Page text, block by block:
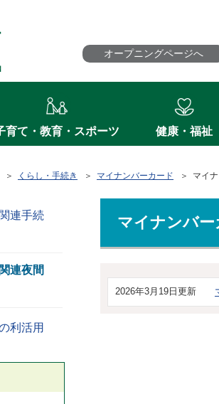
オープニングページへ
育て・教育・スポーツ 健康・福祉
＞ くらし・手続き ＞ マイナンバーカード ＞ マイナ
マイナンバー
2026年3月19日更新
連手続
連夜間
利活用